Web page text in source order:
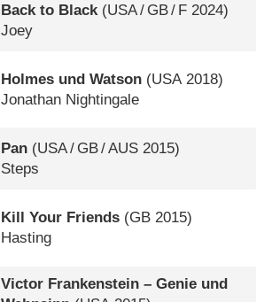
Back to Black(USA/ GB/ F 2024)
Joey
Holmes und Watson (USA2018)
Jonathan Nightingale
Pan (USA/ GB/AUS 2015)
Steps
Kill Your Friends (GB 2015)
Hasting
Victor Frankenstein – Genie und